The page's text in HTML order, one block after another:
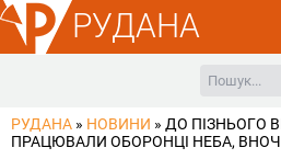
РУДАНА
РУДАНА » НОВИНИ » ДО ПІЗНЬОГО
ПРАЦЮВАЛИ ОБОРОНЦІ НЕБА,